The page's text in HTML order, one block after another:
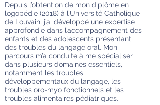
Depuis l’obtention de mon diplôme en
logopédie (2018) à l’Université Catholique
de Louvain, j’ai développé une expertise
approfondie dans l’accompagnement des
enfants et des adolescents présentant
des troubles du langage oral. Mon
parcours m’a conduite à me spécialiser
dans plusieurs domaines essentiels,
notamment les troubles
développementaux du langage, les
troubles oro-myo fonctionnels et les
troubles alimentaires pédiatriques.